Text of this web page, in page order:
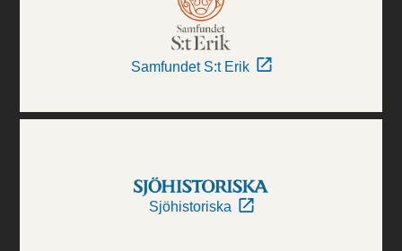
Samfundet S:t Erik
Sjöhistoriska